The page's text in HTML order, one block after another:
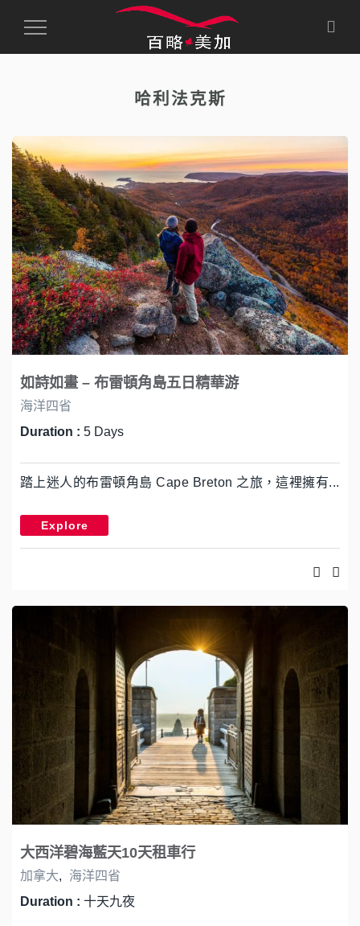
Toggle
哈利法克斯
如詩如畫 – 布雷頓角島五日精華游
海洋四省
Duration : 5 Days
踏上迷人的布雷頓角島 Cape Breton 之旅，這裡擁有...
Explore
大西洋碧海藍天10天租車行
加拿大,
海洋四省
Duration : 十天九夜